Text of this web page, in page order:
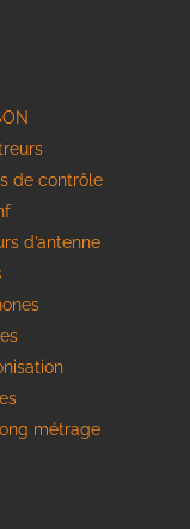
de contrôle
d’antenne
métrage